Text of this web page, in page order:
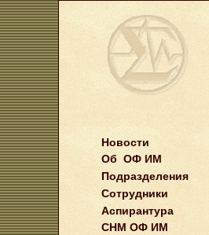
Новости
Об ОФ ИМ
Подразделения
Сотрудники
Аспирантура
СНМ ОФ ИМ